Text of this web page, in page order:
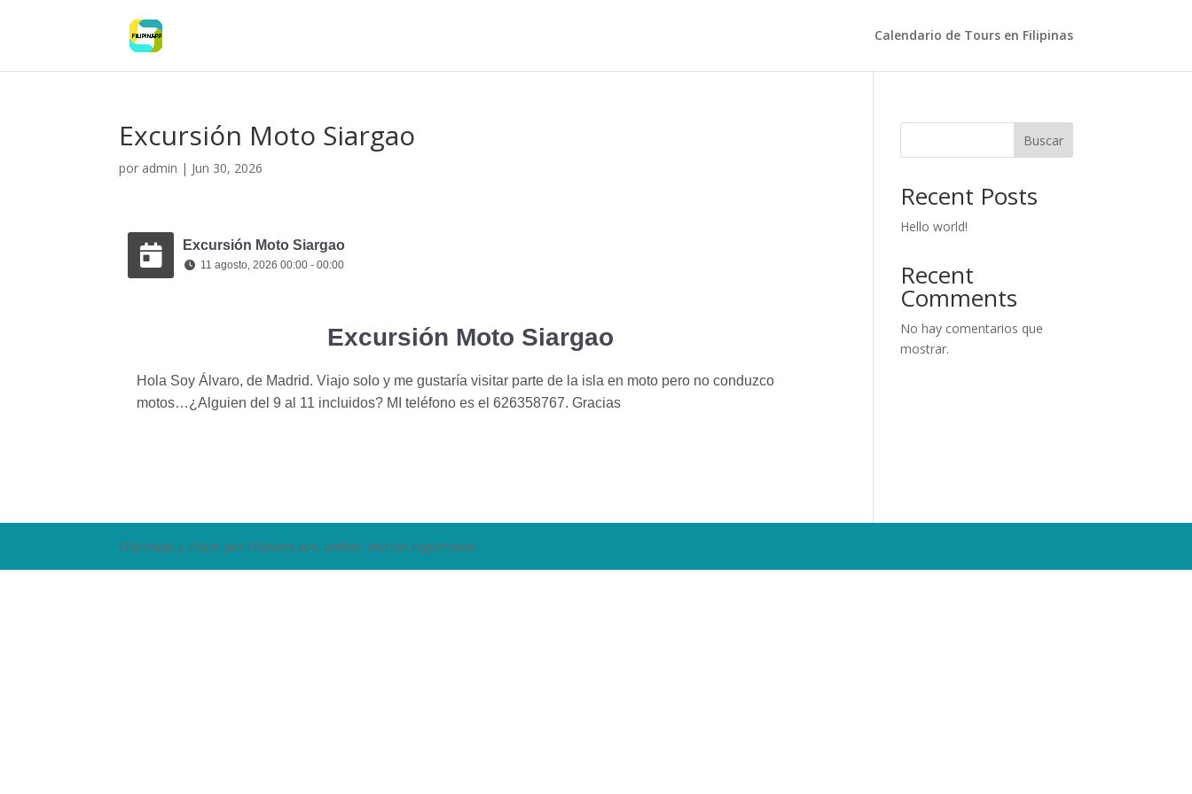
Calendario de Tours en Filipinas
Excursión Moto Siargao
por admin | Jun 30, 2026
Excursión Moto Siargao
11 agosto, 2026 00:00 - 00:00
Excursión Moto Siargao
Hola Soy Álvaro, de Madrid. Viajo solo y me gustaría visitar parte de la isla en moto pero no conduzco
motos…¿Alguien del 9 al 11 incluidos? MI teléfono es el 626358767. Gracias
Buscar
Recent Posts
Hello world!
Recent
Comments
No hay comentarios que
mostrar.
Filipinapp y Viajar por Filipinas son, ambas, marcas registradas.